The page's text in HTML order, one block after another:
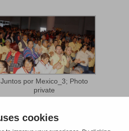
Juntos por Mexico_3; Photo
private